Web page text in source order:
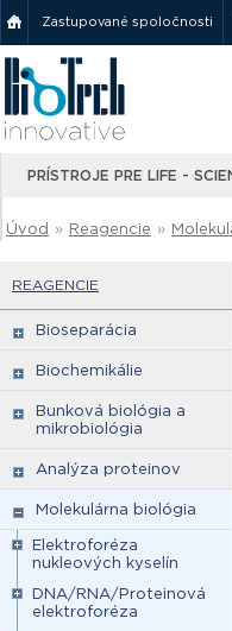
Zastupované spoločnosti
PRÍSTROJE PRE LIFE -
Úvod » Reagencie »
REAGENCIE
Bioseparácia
Biochemikálie
Bunková biológia a
mikrobiológia
Analýza proteinov
Molekulárna biológia
Elektroforéza
nukleových kyselín
DNA/RNA/Proteinová
elektroforéza